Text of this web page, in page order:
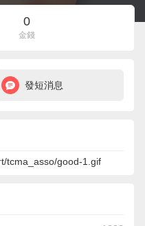
0
金錢
發短消息
tcma_asso/good-1.gif